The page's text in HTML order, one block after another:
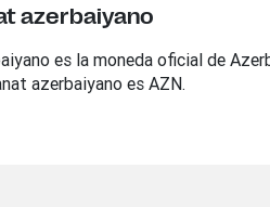
azerbaiyano
es la moneda oficial de
azerbaiyano es AZN.